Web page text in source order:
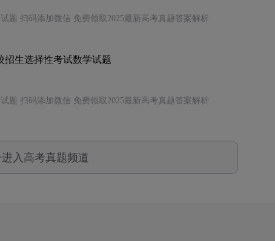
题 扫码添加微信 免费领取2025最新高考真题答案解析
招生选择性考试数学试题
题 扫码添加微信 免费领取2025最新高考真题答案解析
进入高考真题频道